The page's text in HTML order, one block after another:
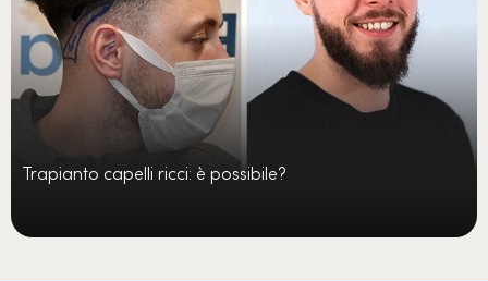
Trapianto capelli ricci: è possibile?